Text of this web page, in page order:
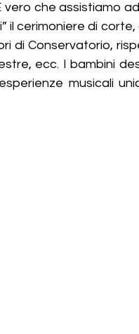
vero che assistiamo
il cerimoniere di
di Conservatorio,
ecc. I bambini
musicali